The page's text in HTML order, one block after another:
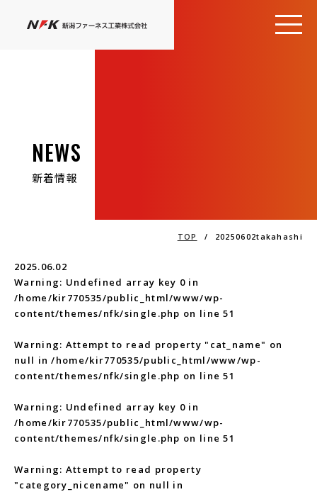
NEWS
新着情報
TOP / 20250602takahashi
2025.06.02
Warning: Undefined array key 0 in
/home/kir770535/public_html/www/wp-
content/themes/nfk/single.php on line51
Warning: Attempt to read property "cat_name" on
null in/home/kir770535/public_html/www/wp-
content/themes/nfk/single.php on line51
Warning: Undefined array key 0 in
/home/kir770535/public_html/www/wp-
content/themes/nfk/single.php on line51
Warning: Attempt to read property
"category_nicename" on null in